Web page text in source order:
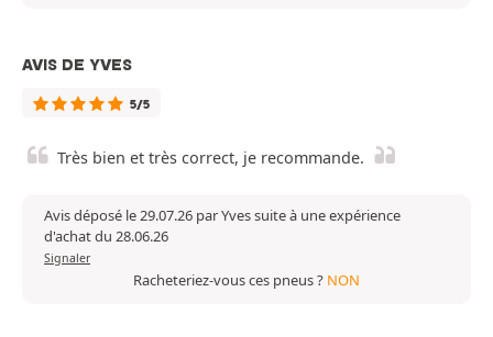
AVIS DE YVES
5/5
Très bien et très correct, je recommande.
Avis déposé le 29.07.26 par Yves suite à une expérience
d'achat du 28.06.26
Signaler
Racheteriez-vous ces pneus ? NON